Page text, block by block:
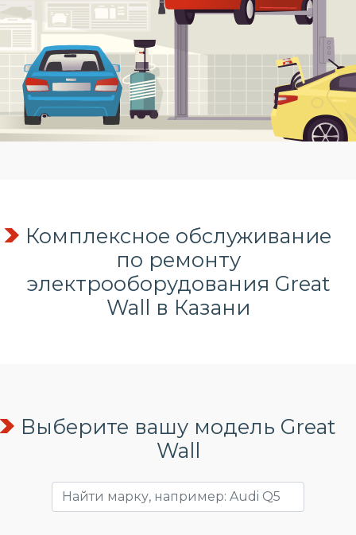
Комплексное обслуживание
по ремонту
электрооборудования Great
Wall в Казани
Выберите вашу модель Great
Wall